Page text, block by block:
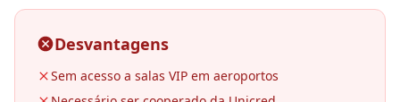
Desvantagens
Sem acesso a salas VIP em aeroportos